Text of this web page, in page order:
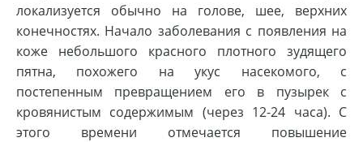
локализуется обычно на голове, шее, верхних
конечностях. Начало заболевания с появления на
коже небольшого красного плотного зудящего
пятна, похожего на укус насекомого, с
постепенным превращением его в пузырек с
кровянистым содержимым (через 12-24 часа). С
этого времени отмечается повышение